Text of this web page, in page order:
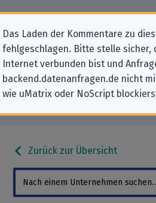
Das Laden der Kommentare zu
fehlgeschlagen. Bitte stelle sicher,
Internet verbunden bist und
backend.datenanfragen.de nicht
wie uMatrix oder NoScript
Datenschutz-
„Bildung &
gemeinnützige
Zurück zur Übersicht